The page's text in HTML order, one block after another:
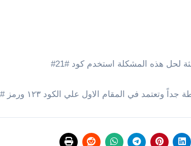
في المقام الاول علي الكود ١٢٣ ورمز # والنجمة .